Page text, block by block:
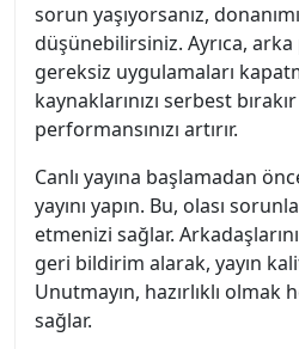
sorun yaşıyorsanız,
düşünebilirsiniz. Ayrıca, arka
gereksiz uygulamaları
kaynaklarınızı serbest
performansınızı artırır.
Canlı yayına başlamadan
yayını yapın. Bu, olası
etmenizi sağlar.
geri bildirim alarak, yayın
Unutmayın, hazırlıklı olmak
sağlar.